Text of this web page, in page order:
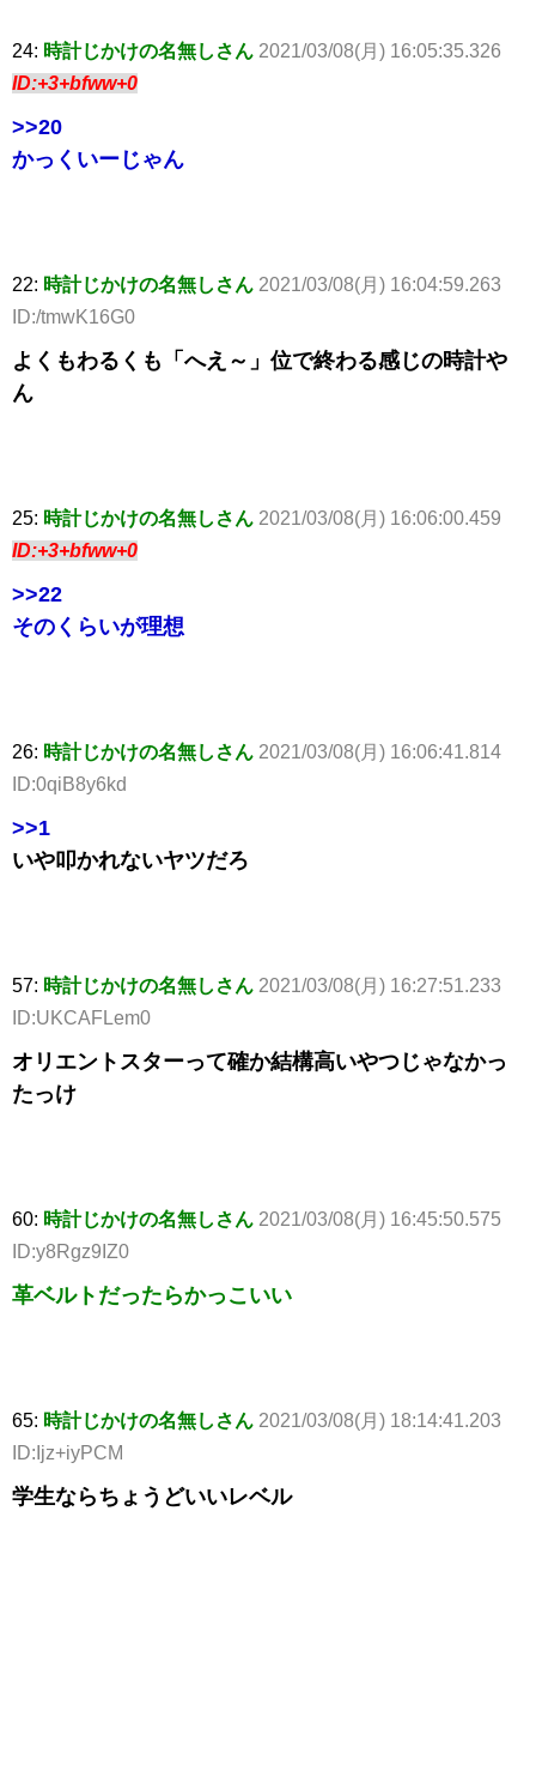
24: 時計じかけの名無しさん 2021/03/08(月) 16:05:35.326
ID:+3+bfww+0
>>20
かっくいーじゃん
22: 時計じかけの名無しさん 2021/03/08(月) 16:04:59.263
ID:/tmwK16G0
よくもわるくも「へえ～」位で終わる感じの時計や
ん
25: 時計じかけの名無しさん 2021/03/08(月) 16:06:00.459
ID:+3+bfww+0
>>22
そのくらいが理想
26: 時計じかけの名無しさん 2021/03/08(月) 16:06:41.814
ID:0qiB8y6kd
>>1
いや叩かれないヤツだろ
57: 時計じかけの名無しさん 2021/03/08(月) 16:27:51.233
ID:UKCAFLem0
オリエントスターって確か結構高いやつじゃなかっ
たっけ
60: 時計じかけの名無しさん 2021/03/08(月) 16:45:50.575
ID:y8Rgz9IZ0
革ベルトだったらかっこいい
65: 時計じかけの名無しさん 2021/03/08(月) 18:14:41.203
ID:Ijz+iyPCM
学生ならちょうどいいレベル